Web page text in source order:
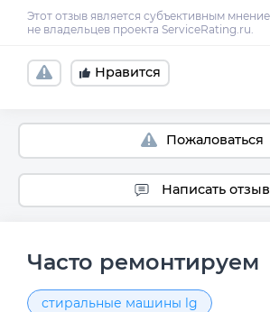
Нравится
Пожаловаться
Написать отзыв
Часто ремонтируем
стиральные машины lg